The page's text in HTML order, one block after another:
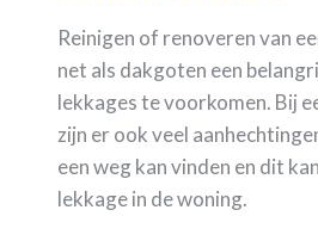
Reinigen of renoveren van
net als dakgoten een
lekkages te voorkomen. Bij
zijn er ook veel
een weg kan vinden en dit
lekkage in de woning.